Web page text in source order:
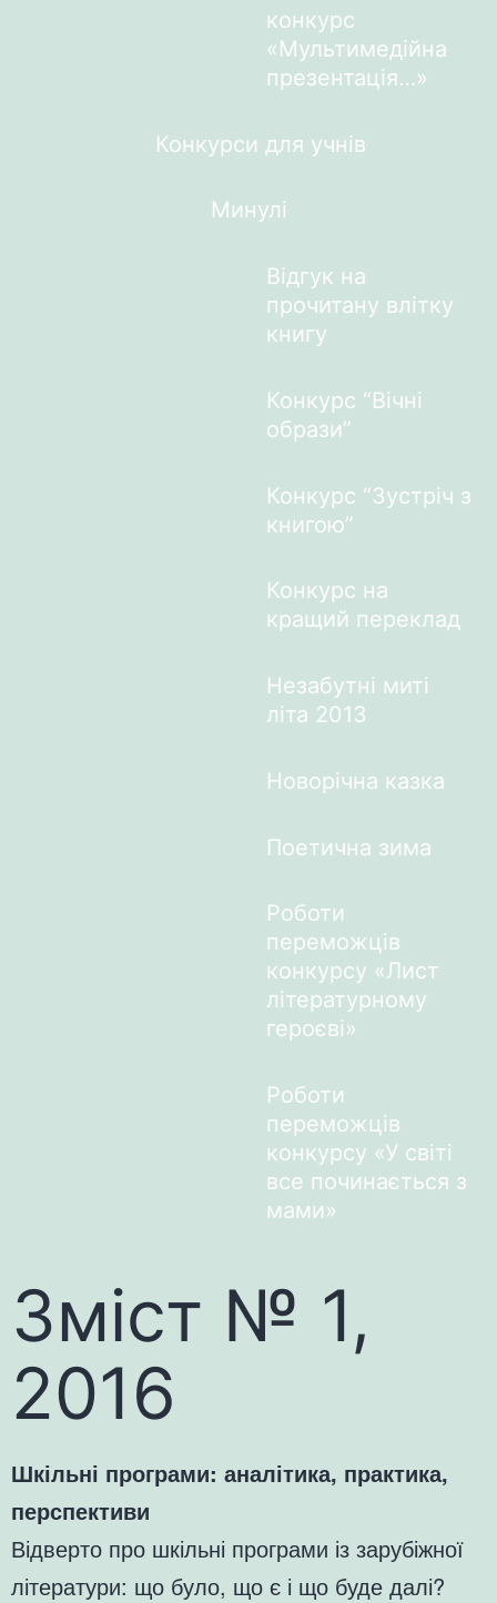
конкурс
«Мультимедійна
презентація…»
Конкурси для учнів
Минулі
Відгук на
прочитану влітку
книгу
Конкурс “Вічні
образи”
Конкурс “Зустріч з
книгою”
Конкурс на
кращий переклад
Незабутні миті
літа 2013
Новорічна казка
Поетична зима
Роботи
переможців
конкурсу «Лист
літературному
героєві»
Роботи
переможців
конкурсу «У світі
все починається з
мами»
Зміст № 1,
2016
Шкільні програми: аналітика, практика,
перспективи
Відверто про шкільні програми із зарубіжної
літератури: що було, що є і що буде далі?